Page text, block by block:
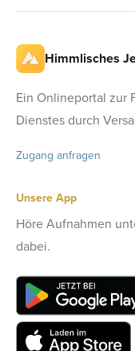
Himmlisches
Ein Onlineportal zur
Dienstes durch
Zugang anfragen
Unsere App
Höre Aufnahmen
dabei.